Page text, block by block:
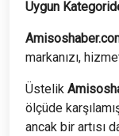
Uygun
markanızı,
Üstelik
ölçüde
ancak bir artısı